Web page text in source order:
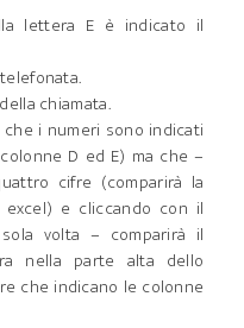
lettera E è indicato il
chiamata.
che i numeri sono indicati
D ed E) ma che –
cifre (comparirà la
e cliccando con il
volta – comparirà il
nella parte alta dello
che indicano le colonne